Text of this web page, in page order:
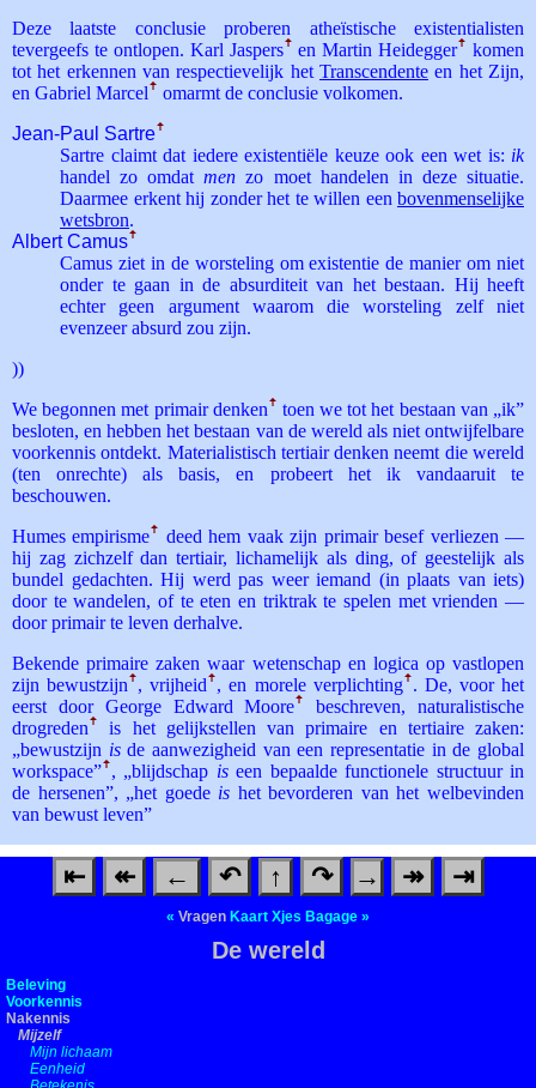
Deze laatste conclusie proberen atheïstische existentialisten
tevergeefs te ontlopen. Karl Jaspersꜛ en Martin Heideggerꜛ komen
tot het erkennen van respectievelijk het Transcendente en het Zijn,
en Gabriel Marcel ꜛ omarmt de conclusie volkomen.
Jean-Paul Sartreꜛ
Sartre claimt dat iedere existentiële keuze ook een wet is: ik
handel zo omdatmen zo moet handelen in deze situatie.
Daarmee erkent hij zonder het te willen een bovenmenselijke
wetsbron.
Albert Camusꜛ
Camus ziet in de worsteling om existentie de manier om niet
onder te gaan in de absurditeit van het bestaan. Hij heeft
echter geen argument waarom die worsteling zelf niet
evenzeer absurd zou zijn.
))
We begonnen met primair denken ꜛ toen we tot het bestaan van „ik”
besloten, en hebben het bestaan van de wereld als niet ontwijfelbare
voorkennis ontdekt. Materialistisch tertiair denken neemt die wereld
(ten onrechte) als basis, en probeert het ik vandaaruit te
beschouwen.
Humes empirismeꜛ deed hem vaak zijn primair besef verliezen —
hij zag zichzelf dan tertiair, lichamelijk als ding, of geestelijk als
bundel gedachten. Hij werd pas weer iemand (in plaats van iets)
door te wandelen, of te eten en triktrak te spelen met vrienden —
door primair te leven derhalve.
Bekende primaire zaken waar wetenschap en logica op vastlopen
zijn bewustzijn ꜛ , vrijheid ꜛ , en morele verplichtingꜛ . De, voor het
eerst door George Edward Mooreꜛ
beschreven, naturalistische
drogreden ꜛ
is het gelijkstellen van primaire en tertiaire zaken:
„bewustzijn isde aanwezigheid van een representatie in de global
workspace”ꜛ , „blijdschap iseen bepaalde functionele structuur in
de hersenen”, „het goede is het bevorderen van het welbevinden
van bewust leven”
⇤ ↞ ← ↶ ↑ ↷ → ↠ ⇥
« Vragen Kaart Xjes Bagage »
De wereld
Beleving
Voorkennis
Nakennis
Mijzelf
Mijn lichaam
Eenheid